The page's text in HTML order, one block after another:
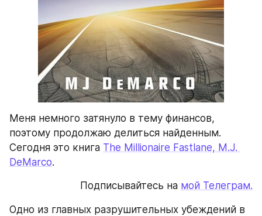
Меня немного затянуло в тему финансов,
поэтому продолжаю делиться найденным.
Сегодня это книга The Millionaire Fastlane, M.J.
DeMarco.
Подписывайтесь на мой Телеграм.
Одно из главных разрушительных убеждений в